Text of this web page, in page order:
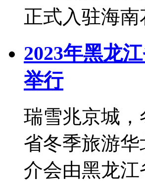
正式入驻海南
2023年黑龙
举行
瑞雪兆京城，
省冬季旅游
介会由黑龙